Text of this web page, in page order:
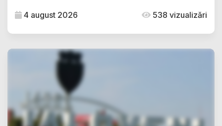
4 august 2026 538 vizualizări